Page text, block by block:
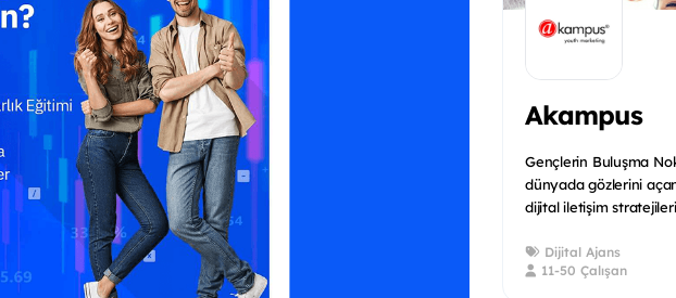
Akampus
Gençlerin Buluşma
dünyada gözlerini
dijital iletişim
Dijital Ajans
11-50 Çalışan